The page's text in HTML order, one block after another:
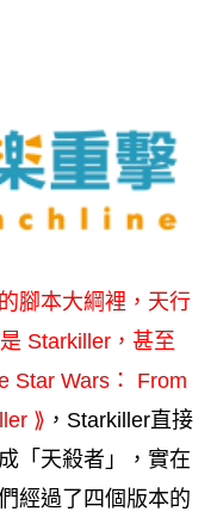
腳本大綱裡，天行
Starkiller，甚至
Star Wars： From
⟫ ，Starkiller直接
「天殺者」，實在
經過了四個版本的